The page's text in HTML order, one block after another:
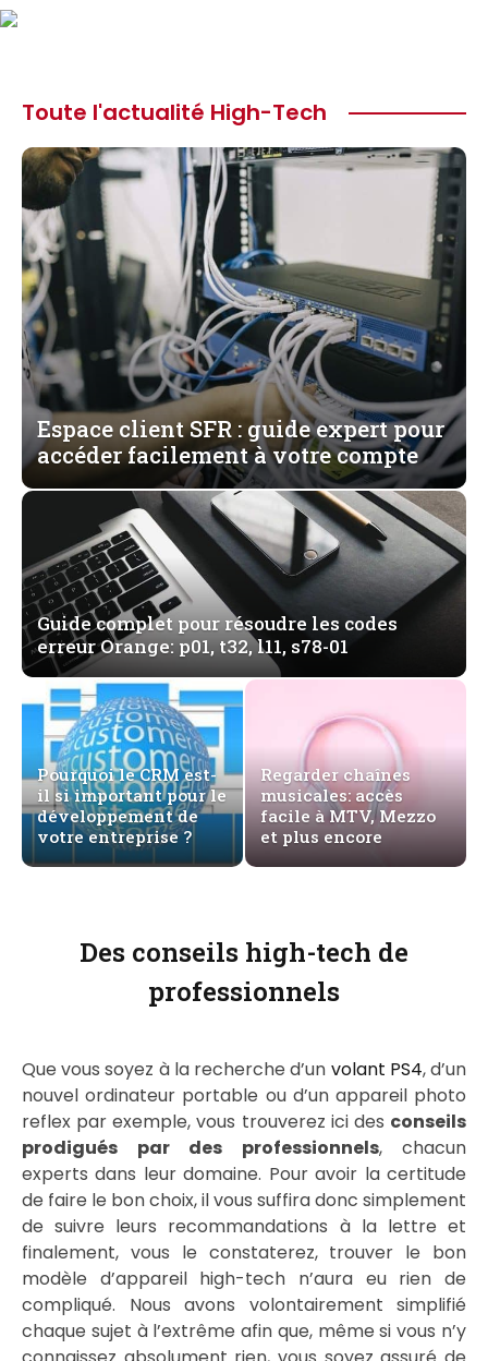
Toute l'actualité High-Tech
Espace client SFR : guide expert pour
accéder facilement à votre compte
Guide complet pour résoudre les codes
erreur Orange: p01, t32, l11, s78-01
Pourquoi le CRM est-
il si important pour le
développement de
votre entreprise ?
Regarder chaînes
musicales: accès
facile à MTV, Mezzo
et plus encore
Des conseils high-tech de
professionnels
Que vous soyez à la recherche d’un volant PS4, d’un
nouvel ordinateur portable ou d’un appareil photo
reflex par exemple, vous trouverez ici des conseils
prodigués par des professionnels, chacun
experts dans leur domaine. Pour avoir la certitude
de faire le bon choix, il vous suffira donc simplement
de suivre leurs recommandations à la lettre et
finalement, vous le constaterez, trouver le bon
modèle d’appareil high-tech n’aura eu rien de
compliqué. Nous avons volontairement simplifié
chaque sujet à l’extrême afin que, même si vous n’y